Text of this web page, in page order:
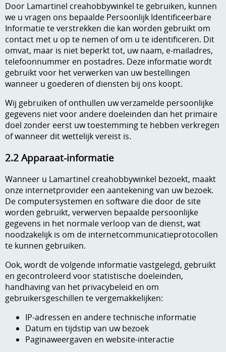
Stans machine en embossing machines
Stempels en zo
Template, mask, stencils, grids
Wat nog, een creatief kijkje
Door Lamartinel creahobbywinkel te gebruiken, kunnen
we u vragen ons bepaalde Persoonlijk Identificeerbare
Informatie te verstrekken die kan worden gebruikt om
contact met u op te nemen of om u te identificeren. Dit
omvat, maar is niet beperkt tot, uw naam, e-mailadres,
telefoonnummer en postadres. Deze informatie wordt
gebruikt voor het verwerken van uw bestellingen
wanneer u goederen of diensten bij ons koopt.
Wij gebruiken of onthullen uw verzamelde persoonlijke
gegevens niet voor andere doeleinden dan het primaire
doel zonder eerst uw toestemming te hebben verkregen
of wanneer dit wettelijk vereist is.
2.2 Apparaat-informatie
Wanneer u Lamartinel creahobbywinkel bezoekt, maakt
onze internetprovider een aantekening van uw bezoek.
De computersystemen en software die door de site
worden gebruikt, verwerven bepaalde persoonlijke
gegevens in het normale verloop van de dienst, wat
noodzakelijk is om de internetcommunicatieprotocollen
te kunnen gebruiken.
Ook, wordt de volgende informatie vastgelegd, gebruikt
en gecontroleerd voor statistische doeleinden,
handhaving van het privacybeleid en om
gebruikersgeschillen te vergemakkelijken:
IP-adressen en andere technische informatie
Datum en tijdstip van uw bezoek
Paginaweergaven en website-interactie